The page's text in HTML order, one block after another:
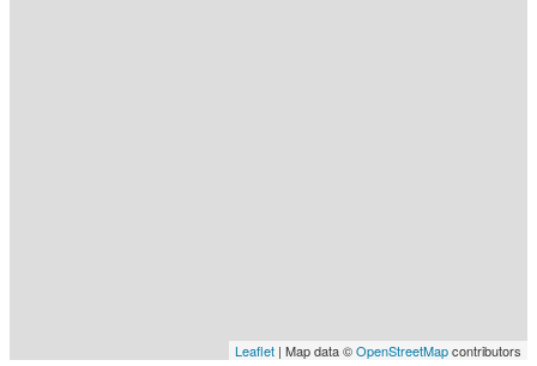
Leaflet | Map data ©OpenStreetMapcontributors